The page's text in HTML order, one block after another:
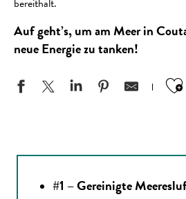
bereithält.
Auf geht’s, um am Meer in
neue Energie zu tanken!
#1 – Gereinigte